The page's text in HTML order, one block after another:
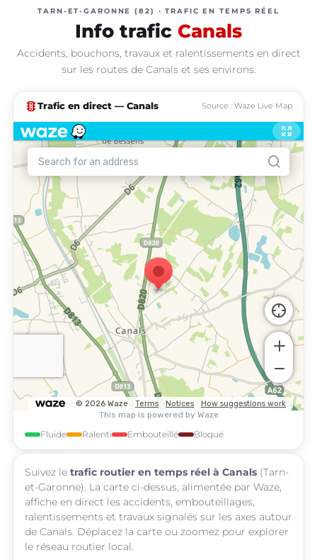
TARN-ET-GARONNE (82) · TRAFIC EN TEMPS RÉEL
Info trafic Canals
Accidents, bouchons, travaux et ralentissements en direct
sur les routes de Canals et ses environs.
traffic Trafic en direct — Canals Source : Waze Live Map
Fluide Ralenti Embouteillé Bloqué
Suivez le trafic routier en temps réel à Canals (Tarn-
et-Garonne). La carte ci-dessus, alimentée par Waze,
affiche en direct les accidents, embouteillages,
ralentissements et travaux signalés sur les axes autour
de Canals. Déplacez la carte ou zoomez pour explorer
le réseau routier local.